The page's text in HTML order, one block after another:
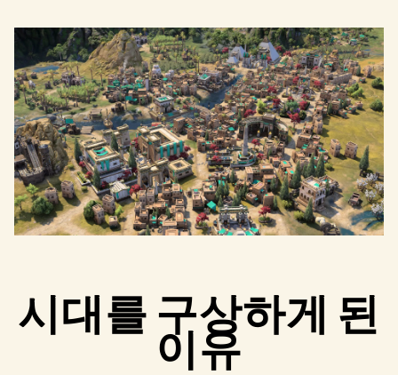
시대를 구상하게 된
이유